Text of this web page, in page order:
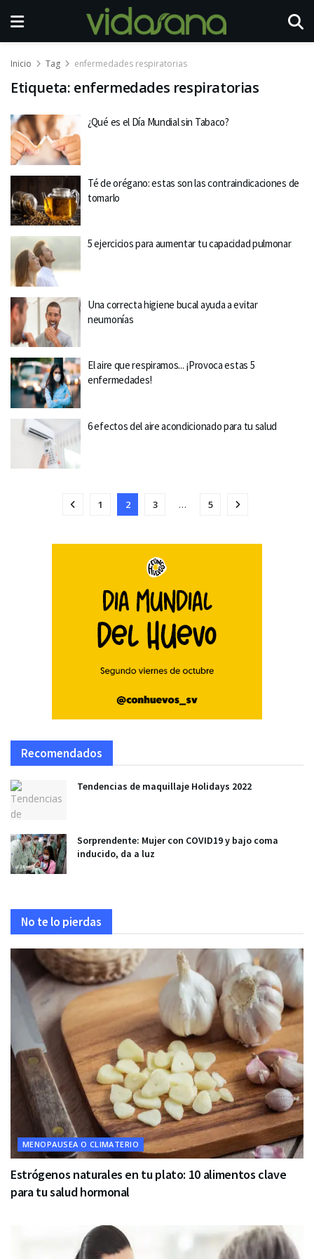
Inicio Tag enfermedades respiratorias
Etiqueta: enfermedades respiratorias
¿Qué es el Día Mundial sin Tabaco?
Té de orégano: estas son las contraindicaciones de
tomarlo
5 ejercicios para aumentar tu capacidad pulmonar
Una correcta higiene bucal ayuda a evitar
neumonías
El aire que respiramos... ¡Provoca estas 5
enfermedades!
6 efectos del aire acondicionado para tu salud
1 2 3 … 5
Recomendados
Tendencias de maquillaje Holidays 2022
Sorprendente: Mujer con COVID19 y bajo coma
inducido, da a luz
No te lo pierdas
MENOPAUSEA O CLIMATERIO
Estrógenos naturales en tu plato: 10 alimentos clave
para tu salud hormonal